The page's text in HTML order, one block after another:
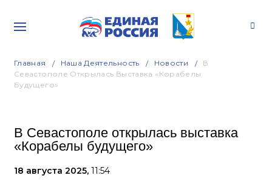
Главная Наша Деятельность Новости
В
Севастополе Открылась Выставка «Корабелы
Будущего»
В Севастополе открылась выставка
«Корабелы будущего»
18 августа 2025, 11:54